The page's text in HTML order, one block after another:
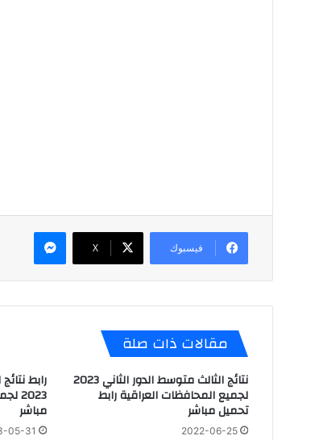
فيسبوك X
ماسنجر
مقالات ذات صلة
نتائج الثالث متوسط الدور الثاني 2023
لجميع المحافظات العراقية رابط
تحميل مباشر
2022-06-25
رابط
مباشر
05-31